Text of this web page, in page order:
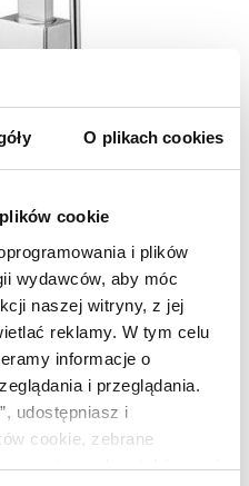
O plikach cookies
cookie
i plików
wydawców, aby móc
naszej witryny, z jej
reklamy. W tym celu
informacje o
i przeglądania.
udostępniasz i
cookie, zebrane
a także nasi
bateria umywalkowa